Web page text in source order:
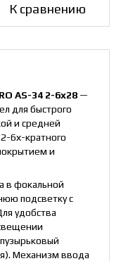
К сравнению
AS-34 2-6x28 —
для быстрого
и средней
6х-кратного
и
в фокальной
подсветку с
удобства
Механизм ввода